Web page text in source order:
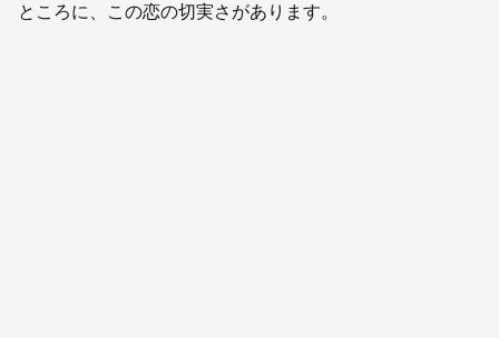
ところに、この恋の切実さがあります。